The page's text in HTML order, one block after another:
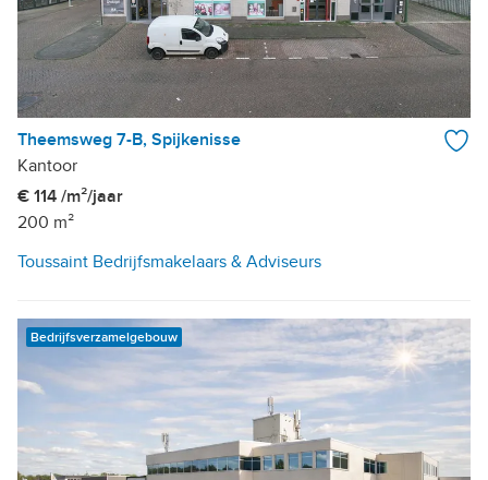
Theemsweg 7-B, Spijkenisse
Kantoor
€ 114 /m²/jaar
200 m²
Toussaint Bedrijfsmakelaars & Adviseurs
Bedrijfsverzamelgebouw